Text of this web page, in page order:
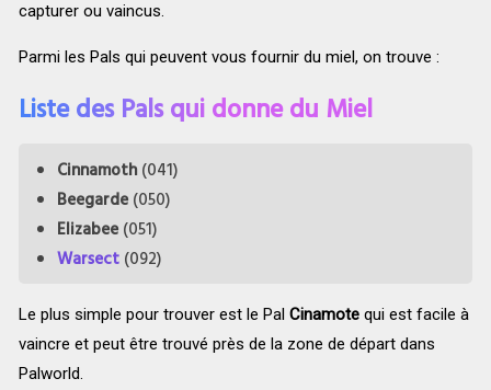
capturer ou vaincus.
Parmi les Pals qui peuvent vous fournir du miel, on trouve :
Liste des Pals qui donne du Miel
Cinnamoth(041)
Beegarde (050)
Elizabee (051)
Warsect (092)
Le plus simple pour trouver est le Pal Cinamote qui est facile à
vaincre et peut être trouvé près de la zone de départ dans
Palworld.